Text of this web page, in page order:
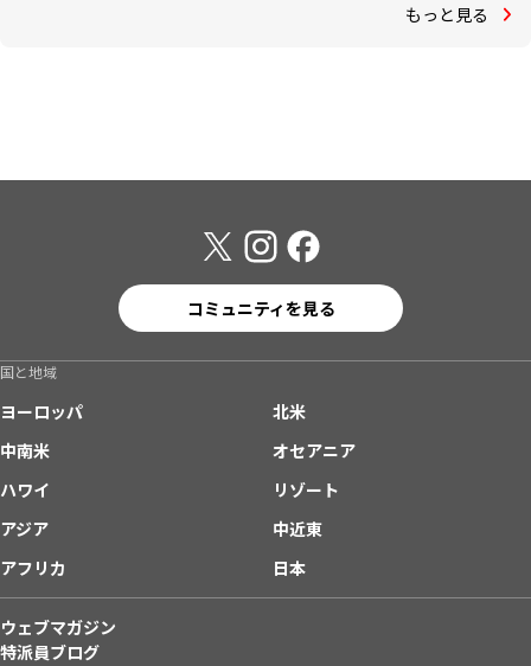
もっと見る
コミュニティを見る
国と地域
ヨーロッパ
北米
中南米
オセアニア
ハワイ
リゾート
アジア
中近東
アフリカ
日本
ウェブマガジン
特派員ブログ